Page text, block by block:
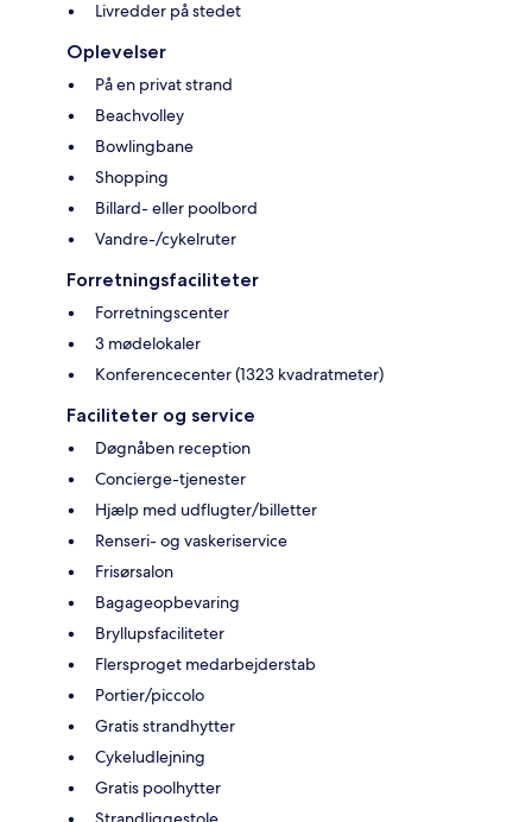
Livredder på stedet
Oplevelser
På en privat strand
Beachvolley
Bowlingbane
Shopping
Billard- eller poolbord
Vandre-/cykelruter
Forretningsfaciliteter
Forretningscenter
3 mødelokaler
Konferencecenter (1323 kvadratmeter)
Faciliteter og service
Døgnåben reception
Concierge-tjenester
Hjælp med udflugter/billetter
Renseri- og vaskeriservice
Frisørsalon
Bagageopbevaring
Bryllupsfaciliteter
Flersproget medarbejderstab
Portier/piccolo
Gratis strandhytter
Cykeludlejning
Gratis poolhytter